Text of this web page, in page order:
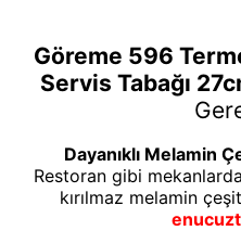
Göreme 596
Servis Tabağı
Dayanıklı Melamin
Restoran gibi
kırılmaz melamin